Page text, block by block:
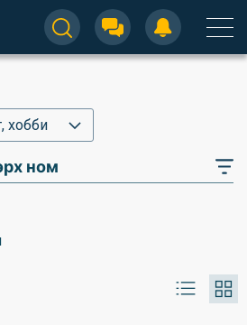
хобби
ном